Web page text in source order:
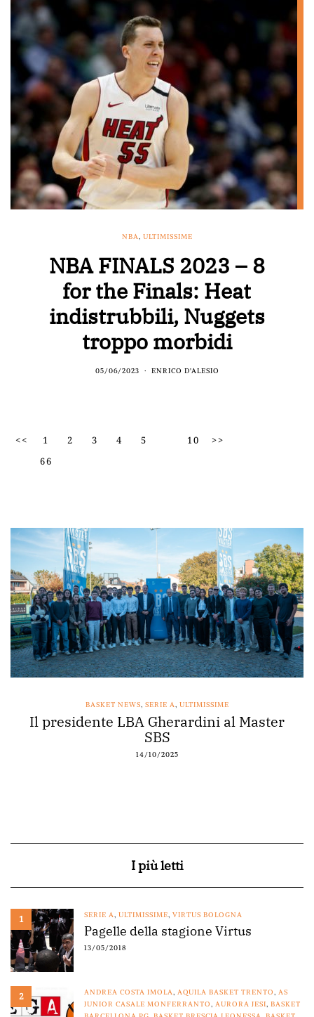
NBA, ULTIMISSIME
NBA FINALS 2023 – 8
for the Finals: Heat
indistrubbili, Nuggets
troppo morbidi
05/06/2023 ENRICO D'ALESIO
<< 1 2 3 4 5 10
>>
66
BASKET NEWS,SERIE A,ULTIMISSIME
LBA Gherardini al Master
I più letti
1 SERIE A, ULTIMISSIME, VIRTUS BOLOGNA
Pagelle della stagione Virtus
13/05/2018
2 ANDREA COSTA IMOLA, AQUILA BASKET TRENTO, AS
JUNIOR CASALE MONFERRANTO, AURORA JESI, BASKET